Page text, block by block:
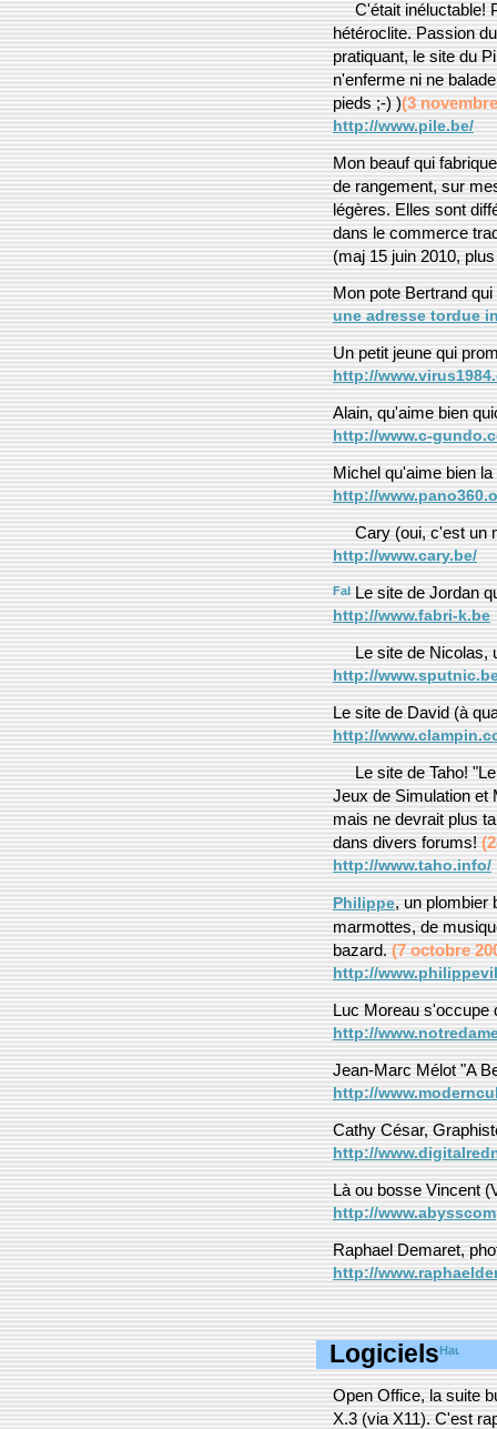
C'était inéluctable!
hétéroclite. Passion
pratiquant, le site du
n'enferme ni ne
pieds ;-) )(3
http://www.pile.be/
Mon beauf qui
de rangement, sur
légères. Elles sont
dans le commerce
(maj 15 juin 2010,
Mon pote Bertrand
une adresse tordue
Un petit jeune qui
http://
Alain, qu'aime bien
http://www.c-
Michel qu'aime bien
http://
Cary (oui, c'est un
http://www.cary.be/
Le site de Jordan
http://www.fabri-k.be
Le site de Nicolas,
http://
Le site de David (à
http://
Le site de Taho!
Jeux de Simulation et
mais ne devrait plus
dans divers forums!
http://www.taho.info/
Philippe, un plombier
marmottes, de
bazard.(7 octobre
http://
Luc Moreau
http://
Jean-Marc Mélot "A
http://
Cathy César,
http://
Là ou bosse Vincent
http://
Raphael Demaret,
http://
Logiciels
Open Office, la suite
X.3 (via X11). C'est